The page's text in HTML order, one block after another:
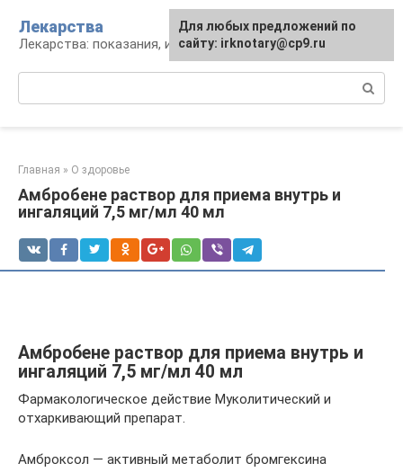
контенту
Лекарства
Лекарства: показания, инструкция, аналоги
Главная » О здоровье
Амбробене раствор для приема внутрь и
ингаляций 7,5 мг/мл 40 мл
Амбробене раствор для приема внутрь и
ингаляций 7,5 мг/мл 40 мл
Фармакологическое действие Муколитический и
отхаркивающий препарат.
Амброксол — активный метаболит бромгексина
Для любых предложений по
сайту: irknotary@cp9.ru